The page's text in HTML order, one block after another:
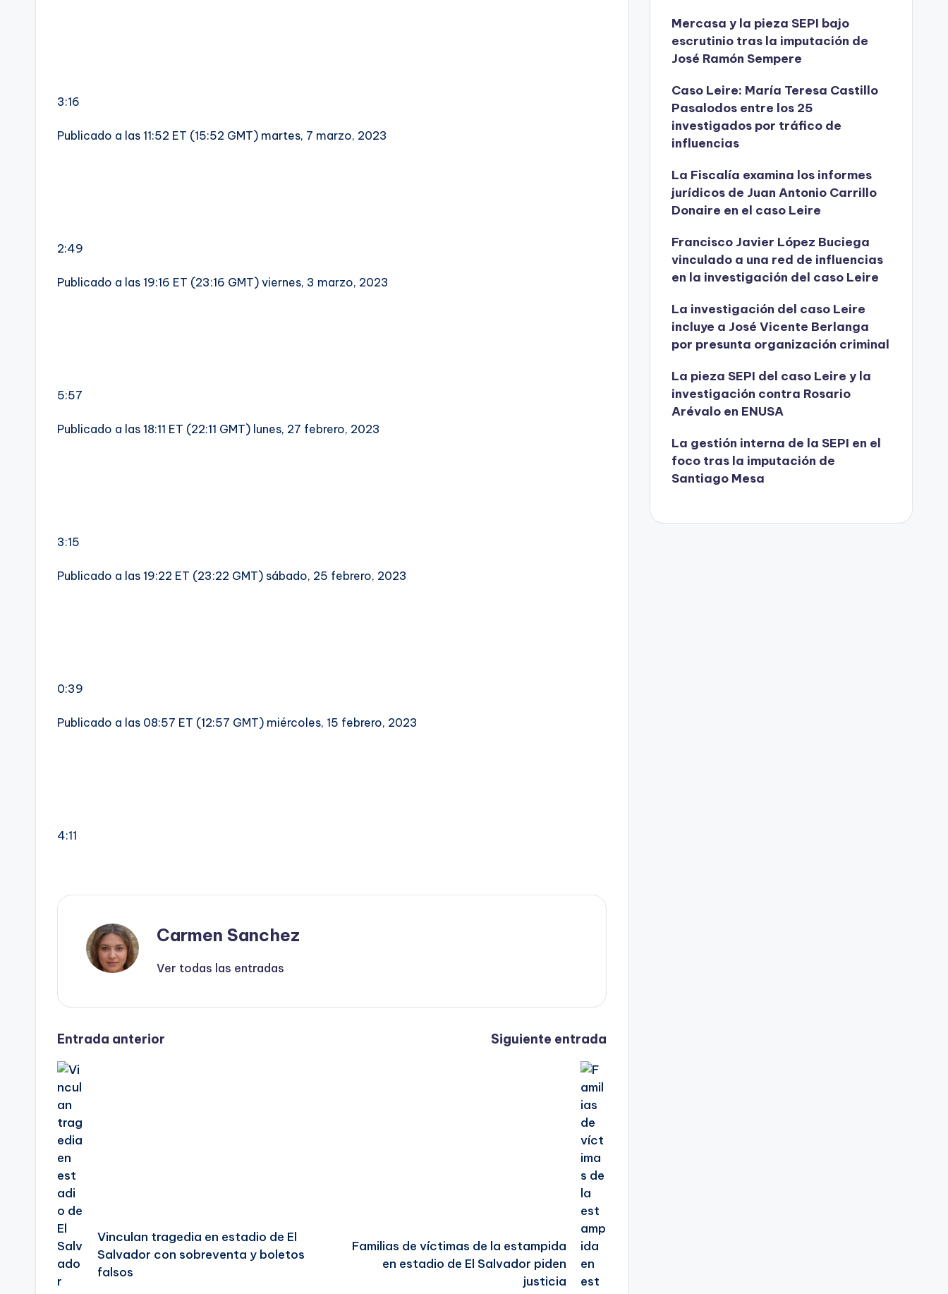
3:16
Publicado a las 11:52 ET (15:52 GMT) martes, 7 marzo, 2023
2:49
Publicado a las 19:16 ET (23:16 GMT) viernes, 3 marzo, 2023
5:57
Publicado a las 18:11 ET (22:11 GMT) lunes, 27 febrero, 2023
3:15
Publicado a las 19:22 ET (23:22 GMT) sábado, 25 febrero, 2023
0:39
Publicado a las 08:57 ET (12:57 GMT) miércoles, 15 febrero, 2023
4:11
Carmen Sanchez
Ver todas las entradas
Navegación
de
entradas
Entrada anterior
Vinculan tragedia en estadio de El
Salvador con sobreventa y boletos
falsos
Siguiente entrada
Familias de víctimas de la estampida
en estadio de El Salvador piden
justicia
Mercasa y la pieza SEPI bajo
escrutinio tras la imputación de
José Ramón Sempere
Caso Leire: María Teresa Castillo
Pasalodos entre los 25
investigados por tráfico de
influencias
La Fiscalía examina los informes
jurídicos de Juan Antonio Carrillo
Donaire en el caso Leire
Francisco Javier López Buciega
vinculado a una red de influencias
en la investigación del caso Leire
La investigación del caso Leire
incluye a José Vicente Berlanga
por presunta organización criminal
La pieza SEPI del caso Leire y la
investigación contra Rosario
Arévalo en ENUSA
La gestión interna de la SEPI en el
foco tras la imputación de
Santiago Mesa